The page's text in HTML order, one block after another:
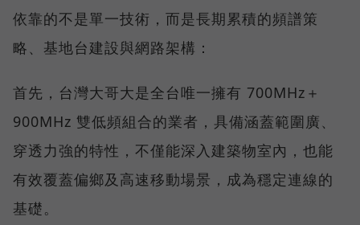
依靠的不是單一技術，而是長期累積的頻譜策
略、基地台建設與網路架構：
首先，台灣大哥大是全台唯一擁有 700MHz＋
900MHz 雙低頻組合的業者，具備涵蓋範圍廣、
穿透力強的特性，不僅能深入建築物室內，也能
有效覆蓋偏鄉及高速移動場景，成為穩定連線的
基礎。